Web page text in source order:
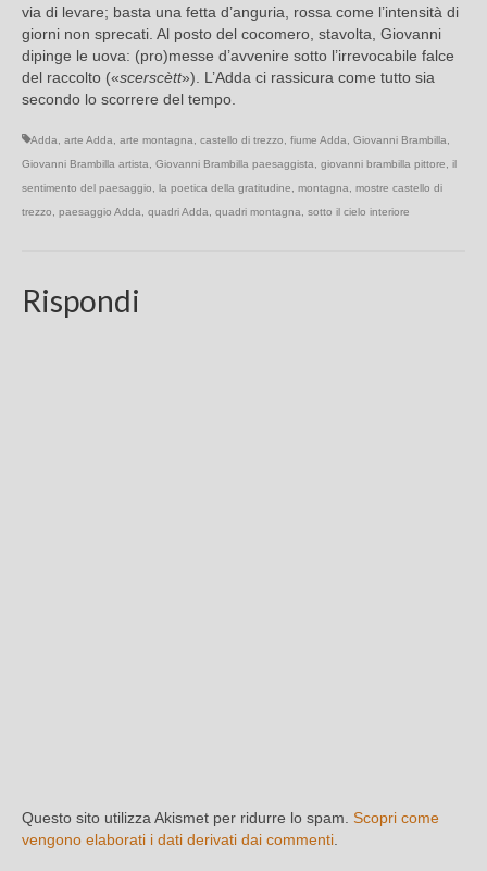
via di levare; basta una fetta d’anguria, rossa come l’intensità di
giorni non sprecati. Al posto del cocomero, stavolta, Giovanni
dipinge le uova: (pro)messe d’avvenire sotto l’irrevocabile falce
del raccolto («scerscètt»). L’Adda ci rassicura come tutto sia
secondo lo scorrere del tempo.
Adda arte Adda arte montagna castello di trezzo fiume Adda Giovanni Brambilla
Giovanni Brambilla artista
Giovanni Brambilla paesaggista giovanni brambilla pittore
il
sentimento del paesaggio
la poetica della gratitudine montagna
mostre castello di
trezzo
paesaggio Adda quadri Adda quadri montagna sotto il cielo interiore
Rispondi
Questo sito utilizza Akismet per ridurre lo spam. Scopri come
vengono elaborati i dati derivati dai commenti